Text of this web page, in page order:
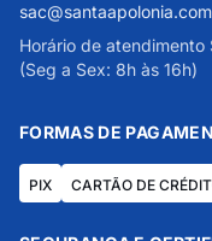
Horário de atendimento
(Seg a Sex: 8h às 16h)
FORMAS DE
PIX CARTÃO DE